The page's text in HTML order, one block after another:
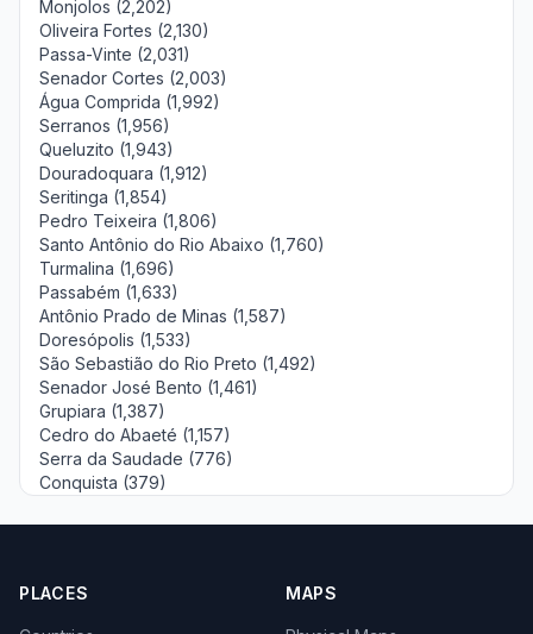
Monjolos (2,202)
Oliveira Fortes (2,130)
Passa-Vinte (2,031)
Senador Cortes (2,003)
Água Comprida (1,992)
Serranos (1,956)
Queluzito (1,943)
Douradoquara (1,912)
Seritinga (1,854)
Pedro Teixeira (1,806)
Santo Antônio do Rio Abaixo (1,760)
Turmalina (1,696)
Passabém (1,633)
Antônio Prado de Minas (1,587)
Doresópolis (1,533)
São Sebastião do Rio Preto (1,492)
Senador José Bento (1,461)
Grupiara (1,387)
Cedro do Abaeté (1,157)
Serra da Saudade (776)
Conquista (379)
PLACES MAPS